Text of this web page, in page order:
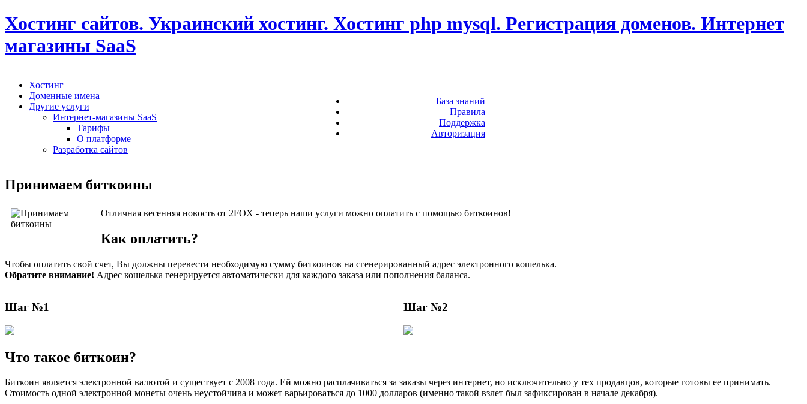
Хостинг сайтов. Украинский хостинг. Хостинг php mysql. Регистрация доменов. Интернет
магазины SaaS
Хостинг
Доменные имена
Другие услуги
Интернет-магазины SaaS
Тарифы
О платформе
Разработка сайтов
База знаний
Правила
Поддержка
Авторизация
Принимаем биткоины
Отличная весенняя новость от 2FOX - теперь наши услуги можно оплатить с помощью биткоинов!
Как оплатить?
Чтобы оплатить свой счет, Вы должны перевести необходимую сумму биткоинов на сгенерированный адрес электронного кошелька.
Обратите внимание! Адрес кошелька генерируется автоматически для каждого заказа или пополнения баланса.
Шаг №1 Шаг №2
Что такое биткоин?
Биткоин является электронной валютой и существует с 2008 года. Ей можно расплачиваться за заказы через интернет, но исключительно у тех продавцов, которые готовы ее принимать.
Стоимость одной электронной монеты очень неустойчива и может варьироваться до 1000 долларов (именно такой взлет был зафиксирован в начале декабря).